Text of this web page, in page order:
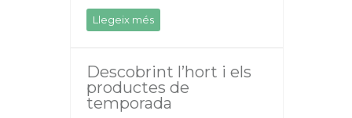
Llegeix més
Descobrint l’hort i els
productes de
temporada